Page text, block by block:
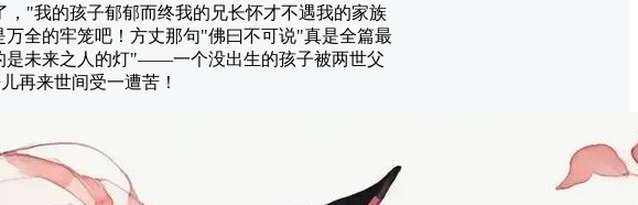
"我的孩子郁郁而终我的兄长怀才不遇我的家族
全的牢笼吧！方丈那句"佛曰不可说"真是全篇最
是未来之人的灯"——一个没出生的孩子被两世父
再来世间受一遭苦！